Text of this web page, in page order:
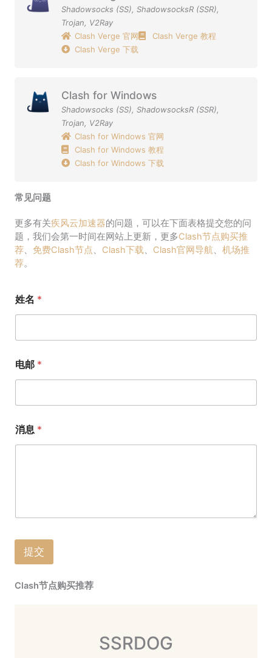
Shadowsocks (SS), ShadowsocksR (SSR),
Trojan, V2Ray
Clash Verge 官网
Clash Verge 教程
Clash Verge 下载
Clash for Windows
Shadowsocks (SS), ShadowsocksR (SSR),
Trojan, V2Ray
Clash for Windows 官网
Clash for Windows 教程
Clash for Windows 下载
常见问题
更多有关疾风云加速器的问题，可以在下面表格提交您的问
题，我们会第一时间在网站上更新，更多Clash节点购买推
荐、 免费Clash节点、 Clash下载、 Clash官网导航、 机场推
荐。
姓名 *
电邮 *
消息 *
提交
Clash节点购买推荐
SSRDOG